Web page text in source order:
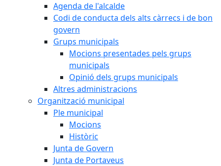
Agenda de l'alcalde
Codi de conducta dels alts càrrecs i de bon
govern
Grups municipals
Mocions presentades pels grups
municipals
Opinió dels grups municipals
Altres administracions
Organització municipal
Ple municipal
Mocions
Històric
Junta de Govern
Junta de Portaveus